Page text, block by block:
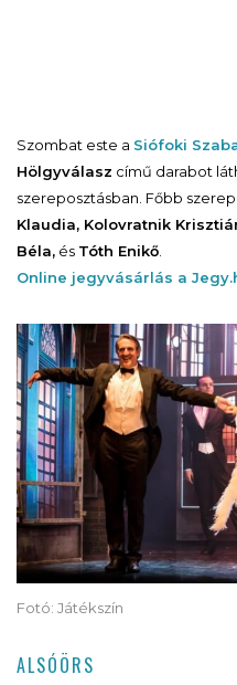
Szombat este a Siófoki
Hölgyválasz című darabot
szereposztásban. Főbb
Klaudia, Kolovratnik
Béla, és Tóth Enikő
Online jegyvásárlás a
Fotó: Játékszín
ALSÓÖRS